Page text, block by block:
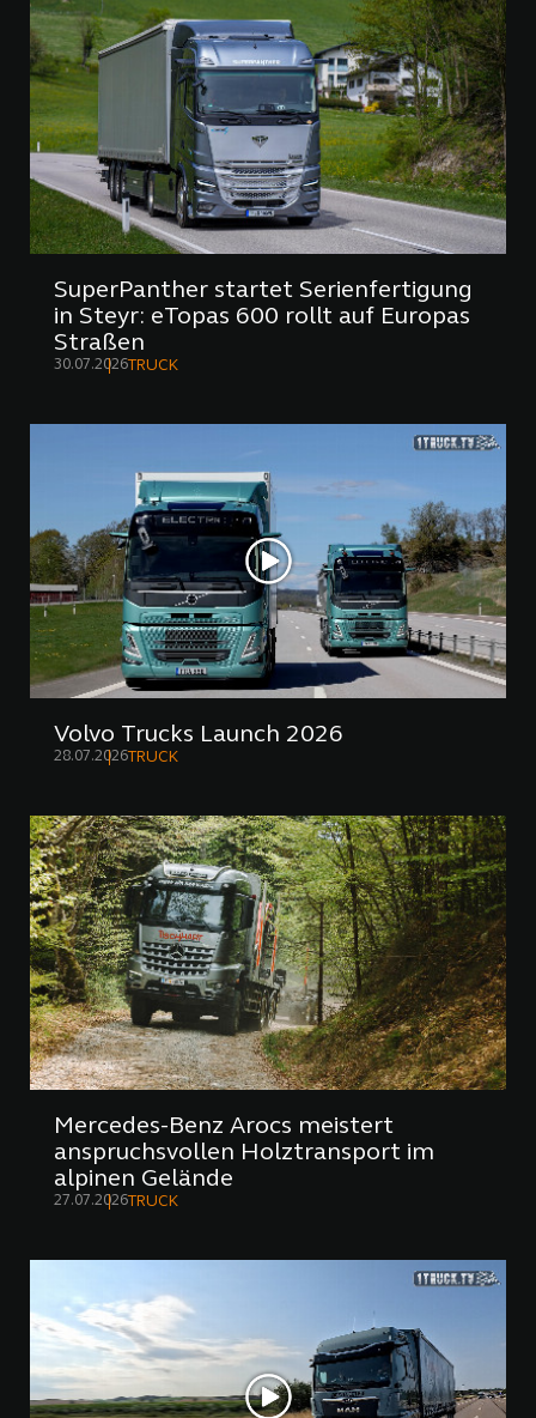
SuperPanther startet Serienfertigung
in Steyr: eTopas 600 rollt auf Europas
Straßen
30.07.2026TRUCK
Volvo Trucks Launch 2026
28.07.2026TRUCK
Mercedes-Benz Arocs meistert
anspruchsvollen Holztransport im
alpinen Gelände
27.07.2026TRUCK